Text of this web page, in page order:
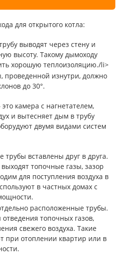
для открытого котла:
выводят через стену и
высоту. Такому дымоходу
хорошую теплоизоляцию./li>
проведенной изнутри, должно
до 30°.
камера с нагнетателем,
и вытесняет дым в трубу
двумя видами систем
трубы вставлены друг в друга.
топочные газы, зазор
для поступления воздуха в
в частных домах с
расположенные трубы.
топочных газов,
свежего воздуха. Такие
при отоплении квартир или в